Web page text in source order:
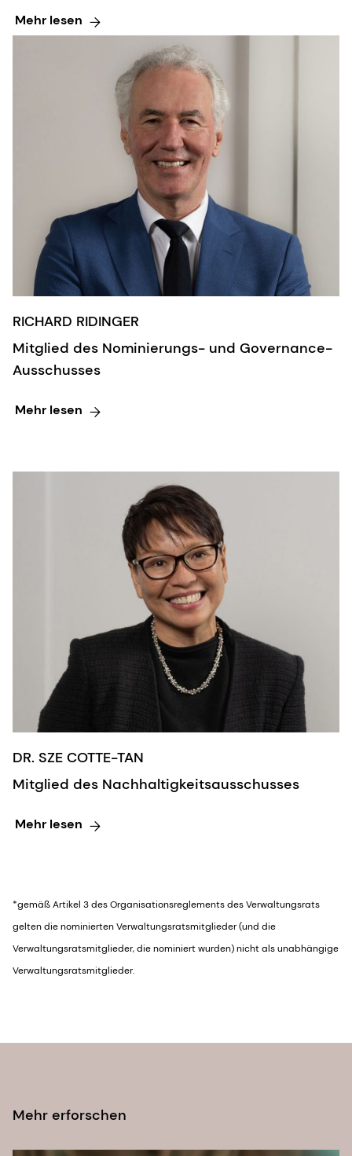
Mehr lesen
RICHARD RIDINGER
Mitglied des Nominierungs- und Governance-
Ausschusses
Mehr lesen
DR. SZE COTTE-TAN
Mitglied des Nachhaltigkeitsausschusses
Mehr lesen
*gemäß Artikel 3 des Organisationsreglements des Verwaltungsrats
gelten die nominierten Verwaltungsratsmitglieder (und die
Verwaltungsratsmitglieder, die nominiert wurden) nicht als unabhängige
Verwaltungsratsmitglieder.
Mehr erforschen